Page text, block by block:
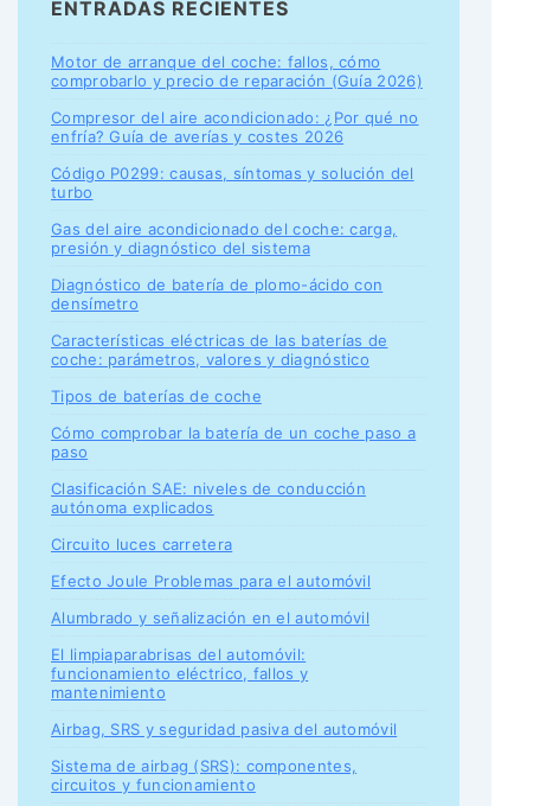
ENTRADAS RECIENTES
Motor de arranque del coche: fallos, cómo
comprobarlo y precio de reparación (Guía 2026)
Compresor del aire acondicionado: ¿Por qué no
enfría? Guía de averías y costes 2026
Código P0299: causas, síntomas y solución del
turbo
Gas del aire acondicionado del coche: carga,
presión y diagnóstico del sistema
Diagnóstico de batería de plomo-ácido con
densímetro
Características eléctricas de las baterías de
coche: parámetros, valores y diagnóstico
Tipos de baterías de coche
Cómo comprobar la batería de un coche paso a
paso
Clasificación SAE: niveles de conducción
autónoma explicados
Circuito luces carretera
Efecto Joule Problemas para el automóvil
Alumbrado y señalización en el automóvil
El limpiaparabrisas del automóvil:
funcionamiento eléctrico, fallos y
mantenimiento
Airbag, SRS y seguridad pasiva del automóvil
Sistema de airbag (SRS): componentes,
circuitos y funcionamiento